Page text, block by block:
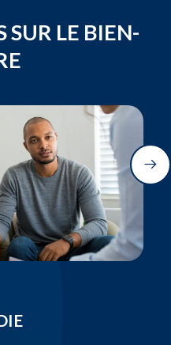
SUR LE BIEN-